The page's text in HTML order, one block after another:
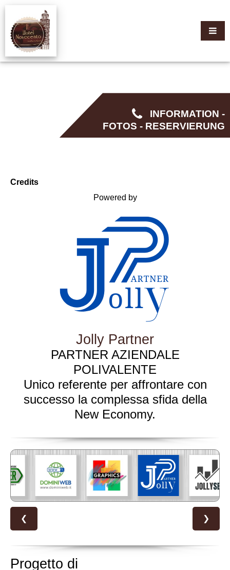
INFORMATION -
FOTOS - RESERVIERUNG
Credits
Powered by
Jolly Partner
PARTNER AZIENDALE
POLIVALENTE
Unico referente per affrontare con
successo la complessa sfida della
New Economy.
❮ ❯
Progetto di